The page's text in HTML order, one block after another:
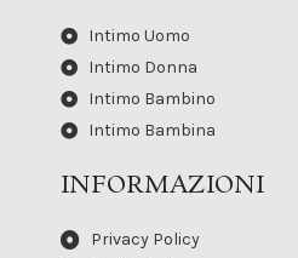
Intimo Uomo
Intimo Donna
Intimo Bambino
Intimo Bambina
INFORMAZIONI
Privacy Policy